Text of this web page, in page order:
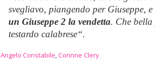
svegliavo, piangendo per Giuseppe,
un Giuseppe 2 la vendetta. Che bella
testardo calabrese“.
Angelo Constabile,Corinne Clery